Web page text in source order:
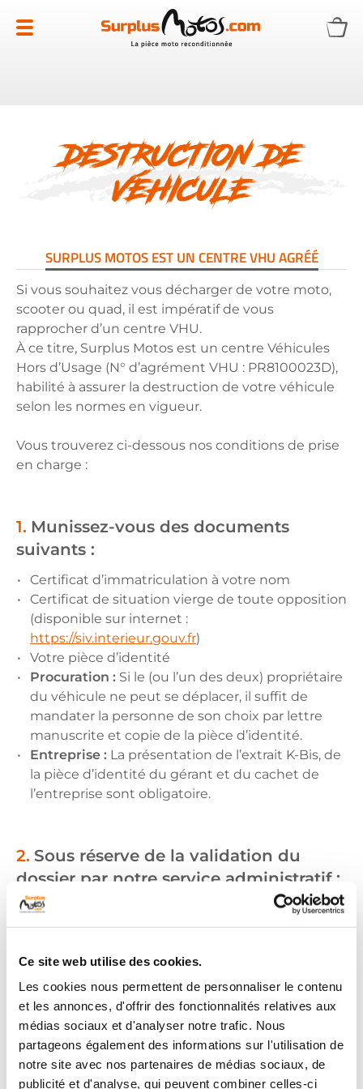
Ce site web utilise des cookies.
Les cookies nous permettent de personnaliser le contenu
et les annonces, d'offrir des fonctionnalités relatives aux
médias sociaux et d'analyser notre trafic. Nous
partageons également des informations sur l'utilisation de
notre site avec nos partenaires de médias sociaux, de
publicité et d'analyse, qui peuvent combiner celles-ci
au
DESTRUCTION DE
VÉHICULE
SURPLUS MOTOS EST UN CENTRE VHU AGRÉÉ
Si vous souhaitez vous décharger de votre moto,
scooter ou quad, il est impératif de vous
rapprocher d’un centre VHU.
À ce titre, Surplus Motos est un centre Véhicules
Hors d’Usage (N° d’agrément VHU : PR8100023D),
habilité à assurer la destruction de votre véhicule
selon les normes en vigueur.
Vous trouverez ci-dessous nos conditions de prise
en charge :
1. Munissez-vous des documents
suivants :
Certificat d’immatriculation à votre nom
Certificat de situation vierge de toute opposition
(disponible sur internet :
https://siv.interieur.gouv.fr)
Votre pièce d’identité
Procuration : Si le (ou l’un des deux) propriétaire
du véhicule ne peut se déplacer, il suffit de
mandater la personne de son choix par lettre
manuscrite et copie de la pièce d’identité.
Entreprise : La présentation de l’extrait K-Bis, de
la pièce d’identité du gérant et du cachet de
l’entreprise sont obligatoire.
2. Sous réserve de la validation du
dossier par notre service administratif :
Nous reprenons votre véhicule sur le site de
Gaillac (Tarn, 81).
le secteur, des frais d’enlèvement peuvent être à
votre charge.
3. Nous vous donnons tous les
justificatifs nécessaires à la résiliation